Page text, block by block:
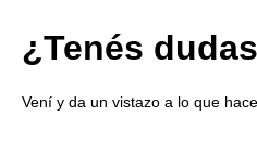
¿Tenés
Vení y da un vistazo a lo que